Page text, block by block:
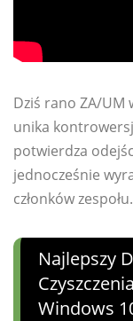
Dziś rano ZA/UM
unika
potwierdza
jednocześnie
członków zespołu.
Najlepszy
Windows